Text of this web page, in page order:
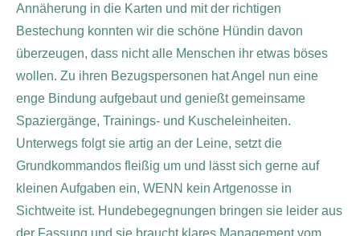
Annäherung in die Karten und mit der richtigen
Bestechung konnten wir die schöne Hündin davon
überzeugen, dass nicht alle Menschen ihr etwas böses
wollen. Zu ihren Bezugspersonen hat Angel nun eine
enge Bindung aufgebaut und genießt gemeinsame
Spaziergänge, Trainings- und Kuscheleinheiten.
Unterwegs folgt sie artig an der Leine, setzt die
Grundkommandos fleißig um und lässt sich gerne auf
kleinen Aufgaben ein, WENN kein Artgenosse in
Sichtweite ist. Hundebegegnungen bringen sie leider aus
der Fassung und sie braucht klares Management vom